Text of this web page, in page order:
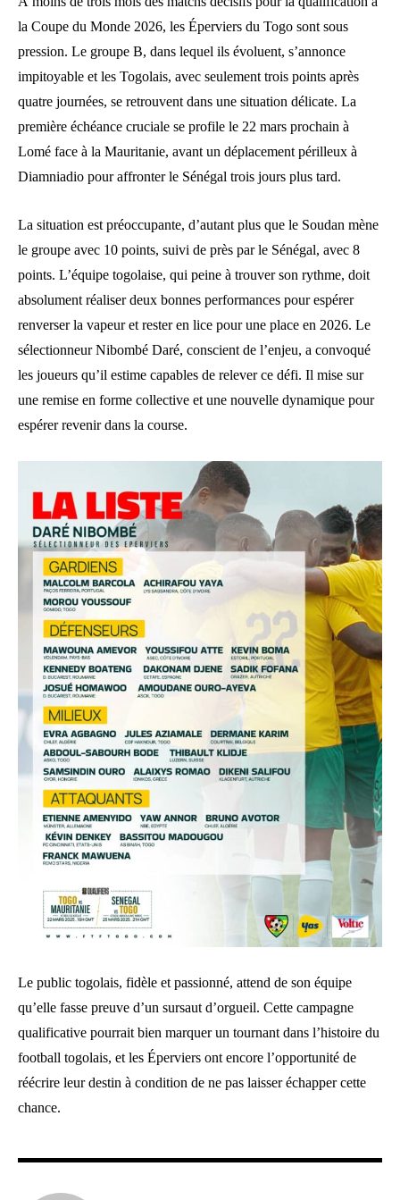
la Coupe du Monde 2026, les Éperviers du Togo sont sous
pression. Le groupe B, dans lequel ils évoluent, s’annonce
impitoyable et les Togolais, avec seulement trois points après
quatre journées, se retrouvent dans une situation délicate. La
première échéance cruciale se profile le 22 mars prochain à
Lomé face à la Mauritanie, avant un déplacement périlleux à
Diamniadio pour affronter le Sénégal trois jours plus tard.
La situation est préoccupante, d’autant plus que le Soudan mène
le groupe avec 10 points, suivi de près par le Sénégal, avec 8
points. L’équipe togolaise, qui peine à trouver son rythme, doit
absolument réaliser deux bonnes performances pour espérer
renverser la vapeur et rester en lice pour une place en 2026. Le
sélectionneur Nibombé Daré, conscient de l’enjeu, a convoqué
les joueurs qu’il estime capables de relever ce défi. Il mise sur
une remise en forme collective et une nouvelle dynamique pour
espérer revenir dans la course.
Le public togolais, fidèle et passionné, attend de son équipe
qu’elle fasse preuve d’un sursaut d’orgueil. Cette campagne
qualificative pourrait bien marquer un tournant dans l’histoire du
football togolais, et les Éperviers ont encore l’opportunité de
réécrire leur destin à condition de ne pas laisser échapper cette
chance.